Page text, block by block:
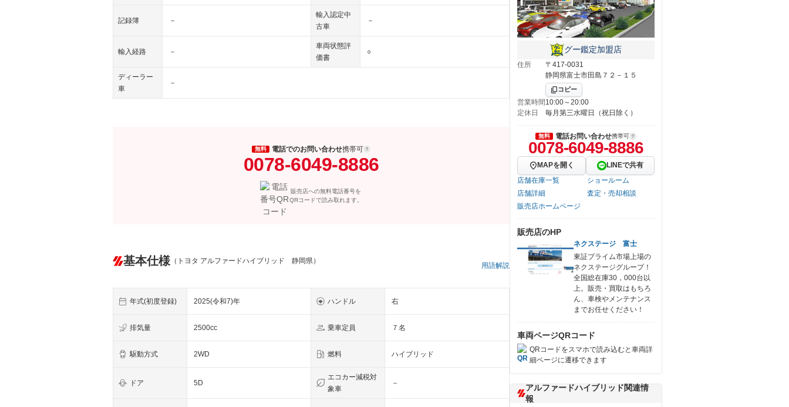
記録簿 －
輸入認定中
古車
－
輸入経路 －
車両状態評
価書
○
ディーラー
車
－
無料 電話でのお問い合わせ携帯可
0078-6049-8886
販売店への無料電話番号を
QRコードで読み取れます。
基本仕様 （トヨタ アルファードハイブリッド 静岡県）
用語解説
年式(初度登録) 2025(令和7)年 ハンドル 右
排気量 2500cc 乗車定員 ７名
駆動方式 2WD 燃料 ハイブリッド
ドア 5D
エコカー減税対
象車
－
グー鑑定加盟店
住所
〒417-0031
静岡県富士市田島７２－１５
コピー
営業時間10:00～20:00
定休日
毎月第三水曜日（祝日除く）
無料 電話お問い合わせ携帯可
0078-6049-8886
MAPを開く
LINEで共有
店舗在庫一覧
ショールーム
店舗詳細
査定・売却相談
販売店ホームページ
販売店のHP
ネクステージ 富士
東証プライム市場上場の
ネクステージグループ！
全国総在庫30，000台以
上。販売・買取はもちろ
ん、車検やメンテナンス
までお任せください！
車両ページQRコード
QRコードをスマホで読み込むと車両詳
細ページに遷移できます
アルファードハイブリッド関連情
報